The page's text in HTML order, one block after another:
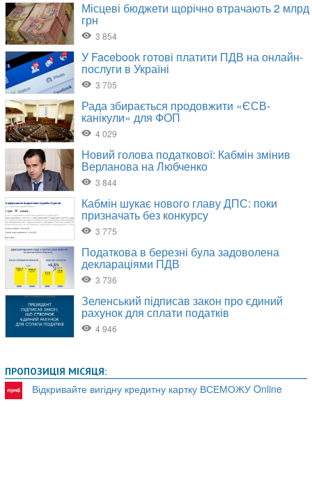
ПРОПОЗИЦІЯ МІСЯЦЯ:
Відкривайте вигідну кредитну картку ВСЕМОЖУ Online